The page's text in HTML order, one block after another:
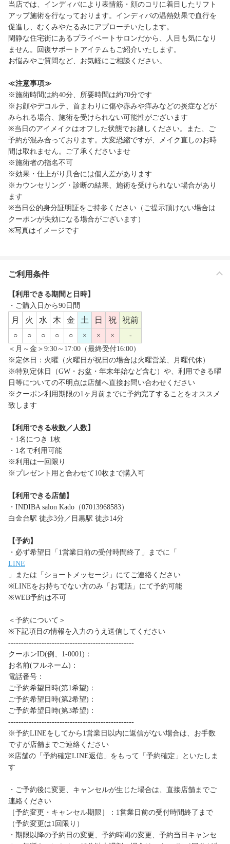
当店では、インディバにより表情筋・顔のコリに着目したリフト
アップ施術を行なっております。インディバの温熱効果で血行を
促進し、むくみやたるみにアプローチいたします。
閑静な住宅街にあるプライベートサロンだから、人目も気になり
ません。回復サポートアイテムもご紹介いたします。
お悩みやご質問など、お気軽にご相談ください。
≪注意事項≫
※施術時間は約40分、所要時間は約70分です
※お顔やデコルテ、首まわりに傷や赤みや痒みなどの炎症などが
みられる場合、施術を受けられない可能性がございます
※当日のアイメイクはオフした状態でお越しください。また、ご
予約が混み合っております。大変恐縮ですが、メイク直しのお時
間は取れません。ご了承くださいませ
※施術者の指名不可
※効果・仕上がり具合には個人差があります
※カウンセリング・診断の結果、施術を受けられない場合があり
ます
※当日公的身分証明証をご持参ください（ご提示頂けない場合は
クーポンが失効になる場合がございます）
※写真はイメージです
ご利用条件
【利用できる期間と日時】
・ご購入日から90日間
月 火 水 木 金 土 日 祝 祝前
○ ○ ○ ○ ○ × × ×
-
＜月～金＞9:30～17:00（最終受付16:00）
※定休日：火曜（火曜日が祝日の場合は火曜営業、月曜代休）
※特別定休日（GW・お盆・年末年始など含む）や、利用できる曜
日等についての不明点は店舗へ直接お問い合わせください
※クーポン利用期限の1ヶ月前までに予約完了することをオススメ
致します
【利用できる枚数／人数】
・1名につき 1枚
・1名で利用可能
※利用は一回限り
※プレゼント用と合わせて10枚まで購入可
【利用できる店舗】
・INDIBA salon Kado（07013968583）
白金台駅 徒歩3分／目黒駅 徒歩14分
【予約】
・必ず希望日「1営業日前の受付時間終了」までに「
LINE
」または「ショートメッセージ」にてご連絡ください
※LINEをお持ちでない方のみ「お電話」にて予約可能
※WEB予約は不可
＜予約について＞
※下記項目の情報を入力のうえ送信してください
-------------------------------------------------
クーポンID(例、1-0001)：
お名前(フルネーム)：
電話番号：
ご予約希望日時(第1希望)：
ご予約希望日時(第2希望)：
ご予約希望日時(第3希望)：
-------------------------------------------------
※予約LINEをしてから1営業日以内に返信がない場合は、お手数
ですが店舗までご連絡ください
※店舗の「予約確定LINE返信」をもって「予約確定」といたしま
す
・ご予約後に変更、キャンセルが生じた場合は、直接店舗までご
連絡ください
［予約変更・キャンセル期限］：1営業日前の受付時間終了まで
（予約変更は1回限り）
・期限以降の予約日の変更、予約時間の変更、予約当日キャンセ